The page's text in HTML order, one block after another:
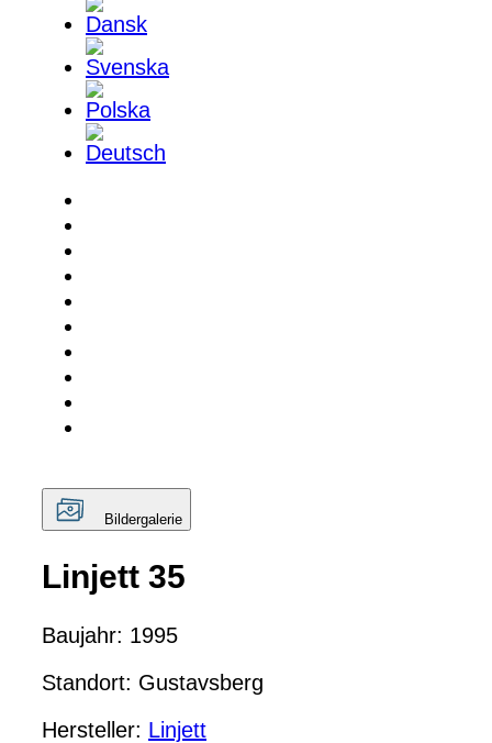
Bildergalerie
Linjett 35
Baujahr: 1995
Standort: Gustavsberg
Hersteller: Linjett